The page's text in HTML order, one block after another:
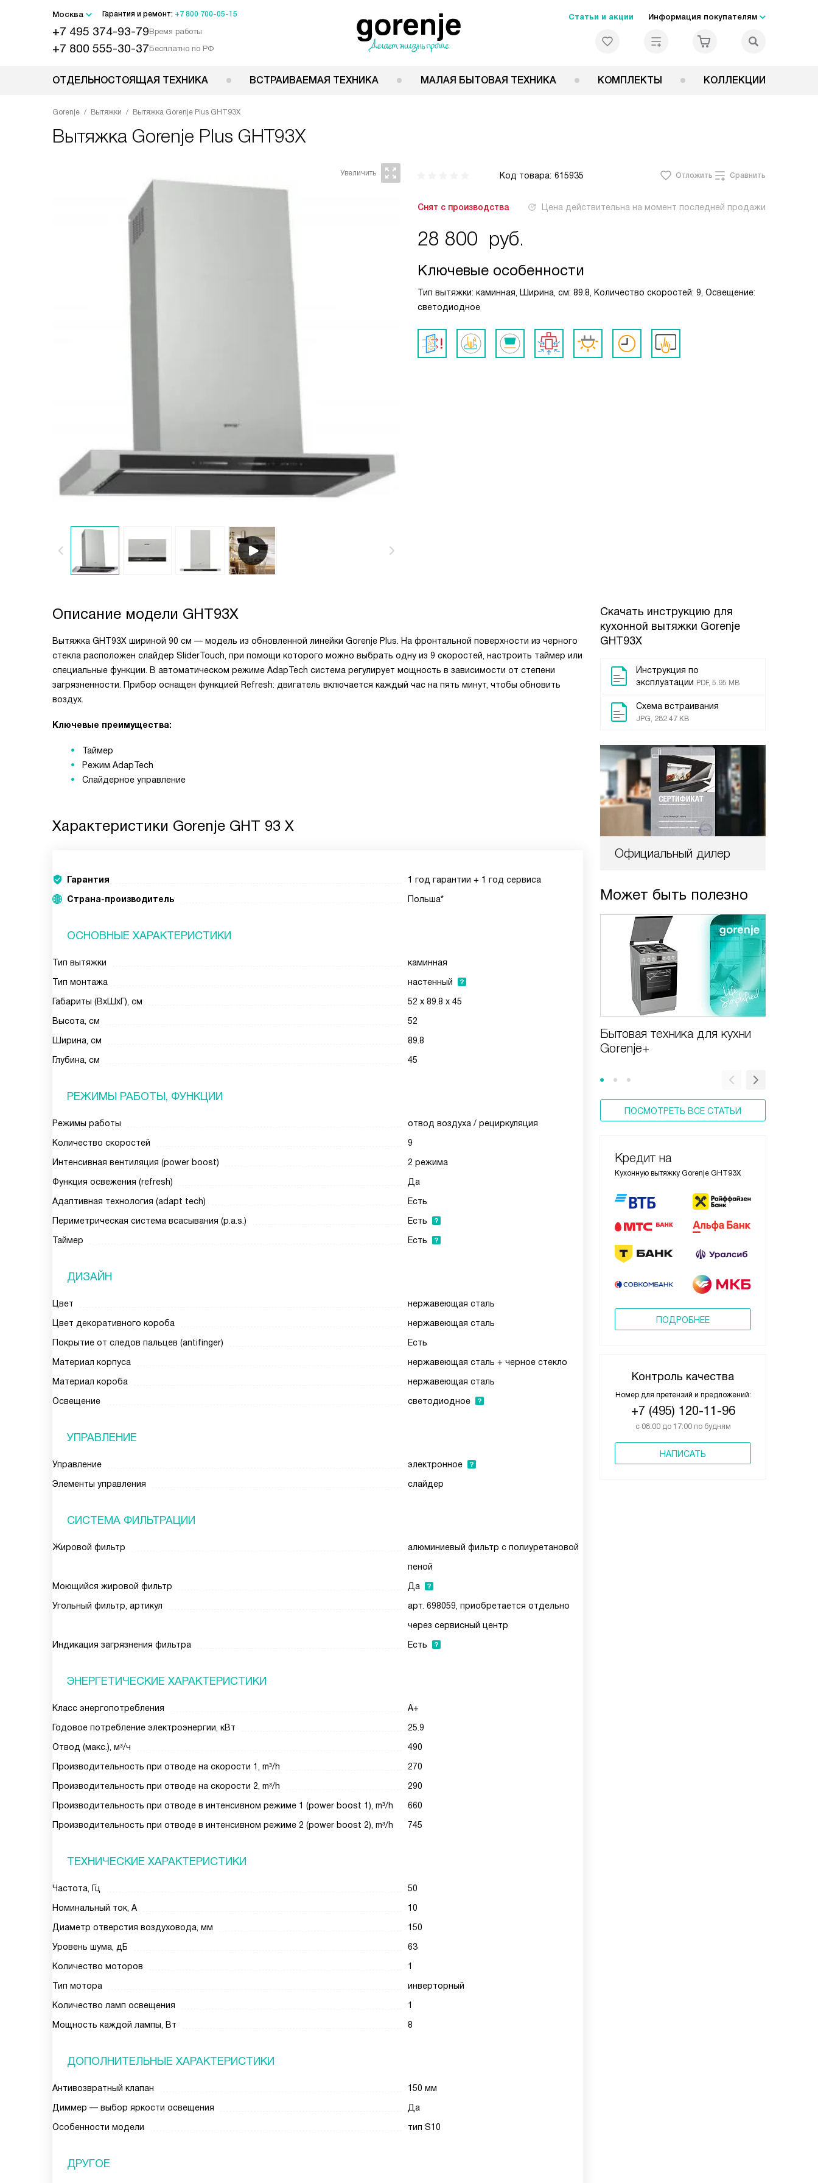
Москва Гарантия и ремонт: +7 800 700-05-15
+7 495 374-93-79Время работы
+7 800 555-30-37Бесплатно по РФ
Статьи и акции Информация покупателям
ОТДЕЛЬНОСТОЯЩАЯ ТЕХНИКА ВСТРАИВАЕМАЯ ТЕХНИКА МАЛАЯ БЫТОВАЯ ТЕХНИКА КОМПЛЕКТЫ КОЛЛЕКЦИИ
Gorenje Вытяжки Вытяжка Gorenje Plus GHT93X
Вытяжка Gorenje Plus GHT93X
Код товара: 615935 Отложить Сравнить
Снят с производства Цена действительна на момент последней продажи
28 800 руб.
Ключевые особенности
Тип вытяжки: каминная, Ширина, см: 89.8, Количество скоростей: 9, Освещение:
светодиодное
Скачать инструкцию для
кухонной вытяжки Gorenje
GHT93X
Инструкция по
эксплуатации PDF, 5.95 MB
Схема встраивания
JPG, 282.47 KB
Официальный дилер
Может быть полезно
Бытовая техника для кухни
Gorenje+
ПОСМОТРЕТЬ ВСЕ СТАТЬИ
Кредит на
Кухонную вытяжку Gorenje GHT93X
ПОДРОБНЕЕ
Контроль качества
Номер для претензий и предложений:
+7 (495) 120-11-96
с 08:00 до 17:00 по будням
НАПИСАТЬ
Описание модели GHT93X
Вытяжка GHT93X шириной 90 см — модель из обновленной линейки Gorenje Plus. На фронтальной поверхности из черного
стекла расположен слайдер SliderTouch, при помощи которого можно выбрать одну из 9 скоростей, настроить таймер или
специальные функции. В автоматическом режиме AdapTech система регулирует мощность в зависимости от степени
загрязненности. Прибор оснащен функцией Refresh: двигатель включается каждый час на пять минут, чтобы обновить
воздух.
Ключевые преимущества:
Таймер
Режим AdapTech
Слайдерное управление
Характеристики Gorenje GHT 93 X
Гарантия
1 год гарантии + 1 год сервиса
Страна-производитель
Польша*
ОСНОВНЫЕ ХАРАКТЕРИСТИКИ
Тип вытяжки
каминная
Тип монтажа
настенный
Габариты (ВхШхГ), см
52 x 89.8 x 45
Высота, см
52
Ширина, см
89.8
Глубина, см
45
РЕЖИМЫ РАБОТЫ, ФУНКЦИИ
Режимы работы
отвод воздуха / рециркуляция
Количество скоростей
9
Интенсивная вентиляция (power boost)
2 режима
Функция освежения (refresh)
Да
Адаптивная технология (adapt tech)
Есть
Периметрическая система всасывания (p.a.s.)
Есть
Таймер
Есть
ДИЗАЙН
Цвет
нержавеющая сталь
Цвет декоративного короба
нержавеющая сталь
Покрытие от следов пальцев (antifinger)
Есть
Материал корпуса
нержавеющая сталь + черное стекло
Материал короба
нержавеющая сталь
Освещение
светодиодное
УПРАВЛЕНИЕ
Управление
электронное
Элементы управления
слайдер
СИСТЕМА ФИЛЬТРАЦИИ
Жировой фильтр
алюминиевый фильтр с полиуретановой
пеной
Моющийся жировой фильтр
Да
Угольный фильтр, артикул
арт. 698059, приобретается отдельно
через сервисный центр
Индикация загрязнения фильтра
Есть
ЭНЕРГЕТИЧЕСКИЕ ХАРАКТЕРИСТИКИ
Класс энергопотребления
А+
Годовое потребление электроэнергии, кВт
25.9
Отвод (макс.), м³/ч
490
Производительность при отводе на скорости 1, m³/h
270
Производительность при отводе на скорости 2, m³/h
290
Производительность при отводе в интенсивном режиме 1 (power boost 1), m³/h
660
Производительность при отводе в интенсивном режиме 2 (power boost 2), m³/h
745
ТЕХНИЧЕСКИЕ ХАРАКТЕРИСТИКИ
Частота, Гц
50
Номинальный ток, А
10
Диаметр отверстия воздуховода, мм
150
Уровень шума, дБ
63
Количество моторов
1
Тип мотора
инверторный
Количество ламп освещения
1
Мощность каждой лампы, Вт
8
ДОПОЛНИТЕЛЬНЫЕ ХАРАКТЕРИСТИКИ
Антивозвратный клапан
150 мм
Диммер — выбор яркости освещения
Да
Особенности модели
тип S10
ДРУГОЕ